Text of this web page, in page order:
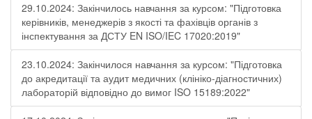
29.10.2024: Закінчилось навчання за курсом: "Підготовка
керівників, менеджерів з якості та фахівців органів з
інспектування за ДСТУ EN ISO/IEC 17020:2019"
23.10.2024: Закінчилося навчання за курсом: "Підготовка
до акредитації та аудит медичних (клініко-діагностичних)
лабораторій відповідно до вимог ISO 15189:2022"